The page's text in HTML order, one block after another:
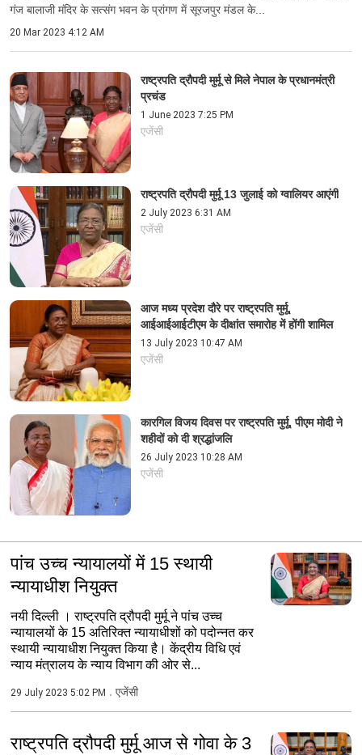
गंज बालाजी मंदिर के सत्संग भवन के प्रांगण में सूरजपुर मंडल के...
20 Mar 2023 4:12 AM
राष्ट्रपति द्राैपदी मुर्मू से मिले नेपाल के प्रधानमंत्री
प्रचंड
1 June 2023 7:25 PM
एजेंसी
राष्ट्रपति द्रौपदी मुर्मू 13 जुलाई को ग्वालियर आएंगी
2 July 2023 6:31 AM
एजेंसी
आज मध्य प्रदेश दौरे पर राष्ट्रपति मुर्मू,
आईआईआईटीएम के दीक्षांत समारोह में होंगी शामिल
13 July 2023 10:47 AM
एजेंसी
कारगिल विजय दिवस पर राष्ट्रपति मुर्मू, पीएम मोदी ने
शहीदों को दी श्रद्धांजलि
26 July 2023 10:28 AM
एजेंसी
पांच उच्च न्यायालयों में 15 स्थायी
न्यायाधीश नियुक्त
नयी दिल्ली । राष्ट्रपति द्रौपदी मुर्मू ने पांच उच्च
न्यायालयों के 15 अतिरिक्त न्यायाधीशों को पदोन्नत कर
स्थायी न्यायाधीश नियुक्त किया है। केंद्रीय विधि एवं
न्याय मंत्रालय के न्याय विभाग की ओर से...
29 July 2023 5:02 PM एजेंसी
राष्ट्रपति द्रौपदी मुर्मू आज से गोवा के 3